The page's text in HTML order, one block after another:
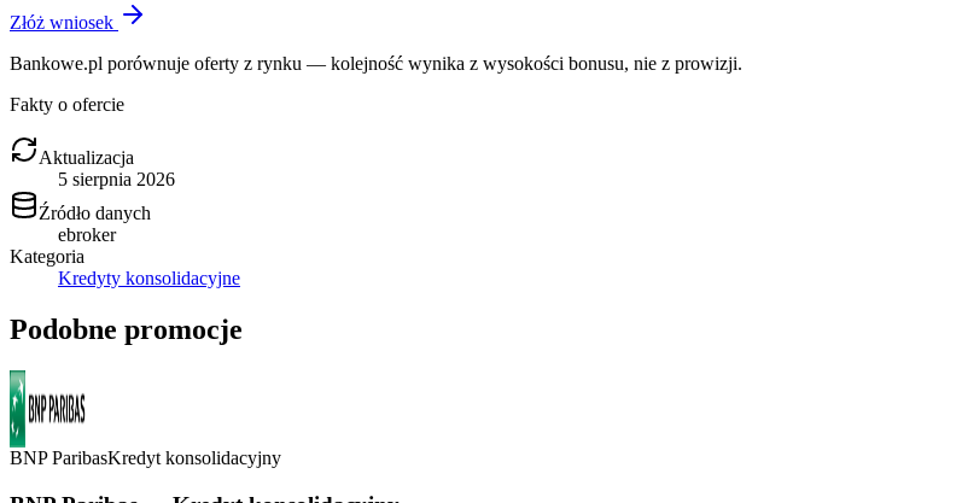
Złóż wniosek
Bankowe.pl porównuje oferty z rynku — kolejność wynika z wysokości bonusu, nie z prowizji.
Fakty o ofercie
Aktualizacja
5 sierpnia 2026
Źródło danych
ebroker
Kategoria
Kredyty konsolidacyjne
Podobne promocje
BNP ParibasKredyt konsolidacyjny